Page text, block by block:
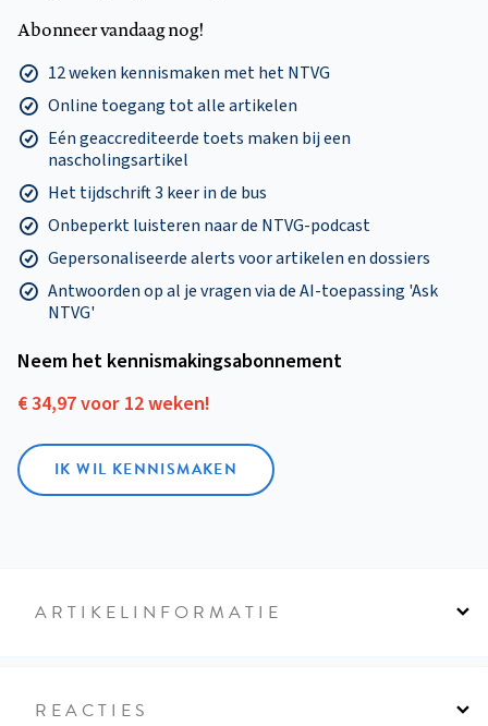
Abonneer vandaag nog!
12 weken kennismaken met het NTVG
Online toegang tot alle artikelen
Eén geaccrediteerde toets maken bij een
nascholingsartikel
Het tijdschrift 3 keer in de bus
Onbeperkt luisteren naar de NTVG-podcast
Gepersonaliseerde alerts voor artikelen en dossiers
Antwoorden op al je vragen via de AI-toepassing 'Ask
NTVG'
Neem het kennismakings­abonnement
€ 34,97 voor 12 weken!
IK WIL KENNISMAKEN
ARTIKELINFORMATIE
REACTIES